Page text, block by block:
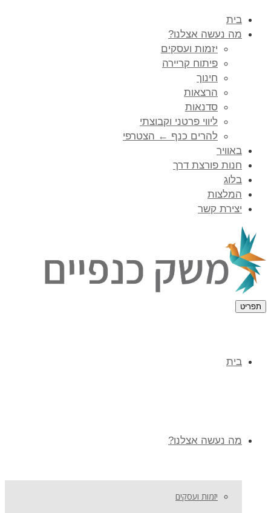
בית
מה נעשה אצלנו?
יזמות ועסקים
פיתוח קריירה
חינוך
הרצאות
סדנאות
ליווי פרטני וקבוצתי
להרים כנף ← הצטרפי
באוויר
חנות פורצת דרך
בלוג
המלצות
יצירת קשר
תפריט
בית
מה נעשה אצלנו?
יזמות ועסקים